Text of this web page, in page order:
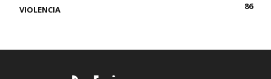
VIOLENCIA
86